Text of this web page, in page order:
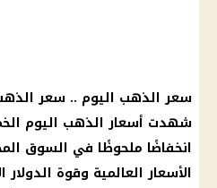
سعر الذهب اليوم .. سعر
شهدت أسعار الذهب اليوم
انخفاضًا ملحوظًا في السوق
الأسعارالعالمية وقوة الدولار